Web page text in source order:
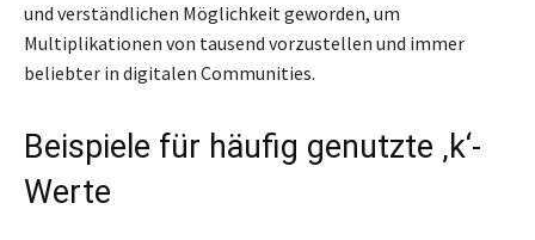
und verständlichen Möglichkeit geworden, um
Multiplikationen von tausend vorzustellen und immer
beliebter in digitalen Communities.
Beispiele für häufig genutzte ‚k‘-
Werte